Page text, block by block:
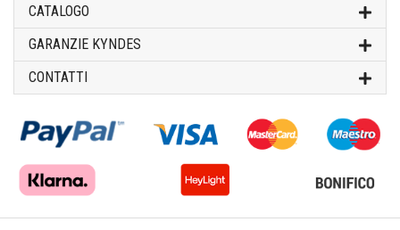
CATALOGO
GARANZIE KYNDES
CONTATTI